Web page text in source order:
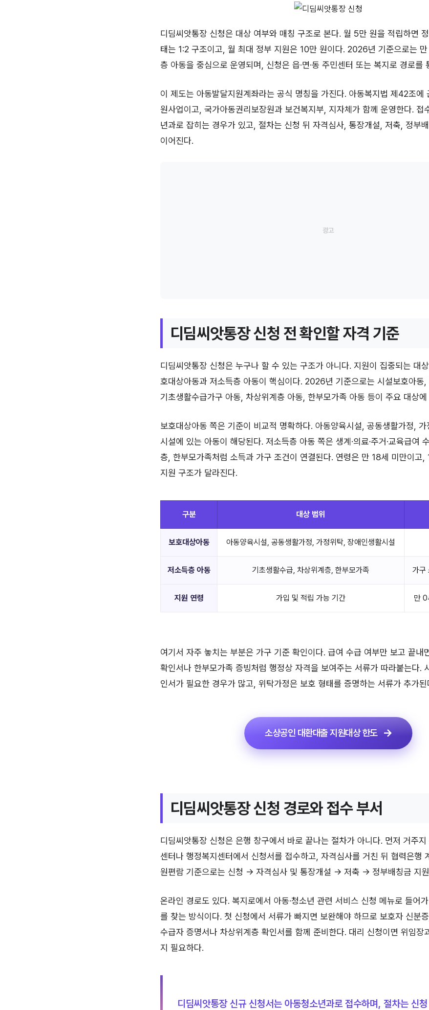
디딤씨앗통장 신청은 대상 여부와 매칭 구조로 본다. 월 5만 원을 적립하면
태는 1:2 구조이고, 월 최대 정부 지원은 10만 원이다. 2026년 기준으로는 만
층 아동을 중심으로 운영되며, 신청은 읍·면·동 주민센터 또는 복지로 경로를
이 제도는 아동발달지원계좌라는 공식 명칭을 가진다. 아동복지법 제42조에
원사업이고, 국가아동권리보장원과 보건복지부, 지자체가 함께 운영한다. 접
년과로 잡히는 경우가 있고, 절차는 신청 뒤 자격심사, 통장개설, 저축, 정부
이어진다.
디딤씨앗통장 신청 전 확인할 자격 기준
디딤씨앗통장 신청은 누구나 할 수 있는 구조가 아니다. 지원이 집중되는 대
호대상아동과 저소득층 아동이 핵심이다. 2026년 기준으로는 시설보호아동,
기초생활수급가구 아동, 차상위계층 아동, 한부모가족 아동 등이 주요 대상에
보호대상아동 쪽은 기준이 비교적 명확하다. 아동양육시설, 공동생활가정,
시설에 있는 아동이 해당된다. 저소득층 아동 쪽은 생계·의료·주거·교육급여
층, 한부모가족처럼 소득과 가구 조건이 연결된다. 연령은 만 18세 미만이고,
지원 구조가 달라진다.
구분 대상 범위
보호대상아동 아동양육시설, 공동생활가정, 가정위탁, 장애인생활시설
저소득층 아동 기초생활수급, 차상위계층, 한부모가족 가구
지원 연령 가입 및 적립 가능 기간 만 0
여기서 자주 놓치는 부분은 가구 기준 확인이다. 급여 수급 여부만 보고 끝내
확인서나 한부모가족 증빙처럼 행정상 자격을 보여주는 서류가 따라붙는다.
인서가 필요한 경우가 많고, 위탁가정은 보호 형태를 증명하는 서류가 추가된
소상공인 대환대출 지원대상 한도
디딤씨앗통장 신청 경로와 접수 부서
디딤씨앗통장 신청은 은행 창구에서 바로 끝나는 절차가 아니다. 먼저 거주지
센터나 행정복지센터에서 신청서를 접수하고, 자격심사를 거친 뒤 협력은행
원편람 기준으로는 신청 → 자격심사 및 통장개설 → 저축 → 정부배칭금 지
온라인 경로도 있다. 복지로에서 아동·청소년 관련 서비스 신청 메뉴로 들어
를 찾는 방식이다. 첫 신청에서 서류가 빠지면 보완해야 하므로 보호자 신분
수급자 증명서나 차상위계층 확인서를 함께 준비한다. 대리 신청이면 위임장
지 필요하다.
디딤씨앗통장 신규 신청서는 아동청소년과로 접수하며, 절차는 신